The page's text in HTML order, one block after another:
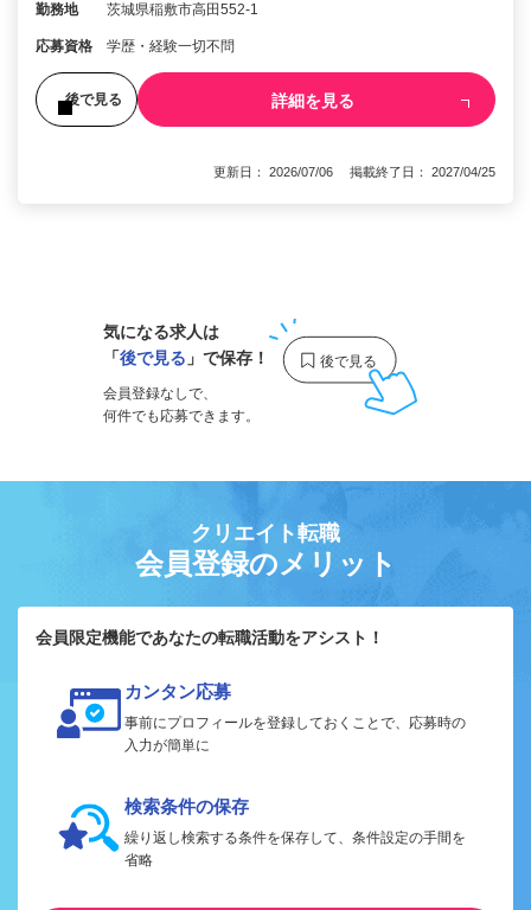
勤務地 茨城県稲敷市高田552-1
応募資格 学歴・経験一切不問
後で見る 詳細を見る
更新日： 2026/07/06 掲載終了日： 2027/04/25
気になる求人は
「後で見る 」で保存！
会員登録なしで、
何件でも応募できます。
クリエイト転職
会員登録のメリット
会員限定機能であなたの転職活動をアシスト！
カンタン応募
事前にプロフィールを登録しておくことで、応募時の
入力が簡単に
検索条件の保存
繰り返し検索する条件を保存して、条件設定の手間を
省略